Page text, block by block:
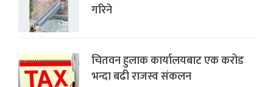
गरिने
चितवन हुलाक कार्यालयबाट एक करोड
भन्दा बढी राजस्व संकलन